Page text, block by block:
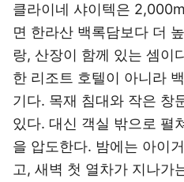
클라이네 샤이텍은
면 한라산 백록담보다 더
랑, 산장이 함께 있는 셈이
한 리조트 호텔이 아니라
기다. 목재 침대와 작은 창
있다. 대신 객실 밖으로 펼
을 압도한다. 밤에는 아이
고, 새벽 첫 열차가 지나가